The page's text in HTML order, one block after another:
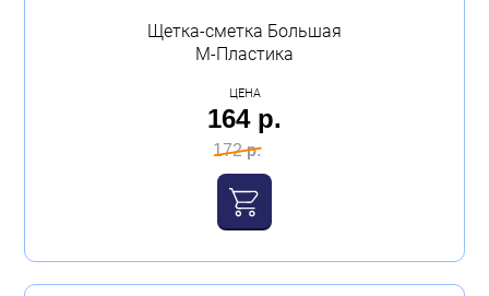
Щетка-сметка Большая
М-Пластика
ЦЕНА
164 р.
172 р.